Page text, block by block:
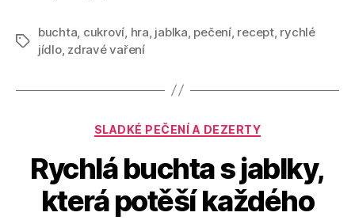
Štítky
buchta, cukroví, hra, jablka, pečení, recept, rychlé
jídlo, zdravé vaření
Rubriky
SLADKÉ PEČENÍ A DEZERTY
Rychlá buchta s jablky,
která potěší každého